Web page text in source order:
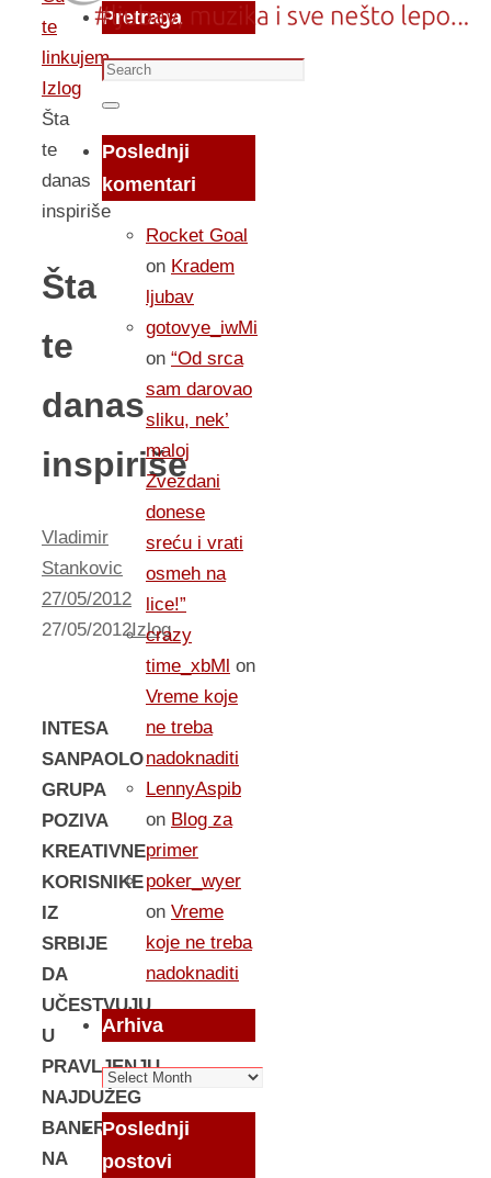
te
linkujem...
Izlog
Šta
te
danas
inspiriše
Šta
te
danas
inspiriše
Vladimir
Stankovic
27/05/2012
27/05/2012Izlog
INTESA
SANPAOLO
GRUPA
POZIVA
KREATIVNE
KORISNIKE
IZ
SRBIJE
DA
UČESTVUJU
U
PRAVLJENJU
NAJDUŽEG
BANERA
NA
Pretraga
Search
for:
Search
Poslednji
komentari
Rocket Goal
on Kradem
ljubav
gotovye_iwMi
on “Od srca
sam darovao
sliku, nek’
maloj
Zvezdani
donese
sreću i vrati
osmeh na
lice!”
crazy
time_xbMl on
Vreme koje
ne treba
nadoknaditi
LennyAspib
on Blog za
primer
poker_wyer
on Vreme
koje ne treba
nadoknaditi
Arhiva
Arhiva
Poslednji
postovi